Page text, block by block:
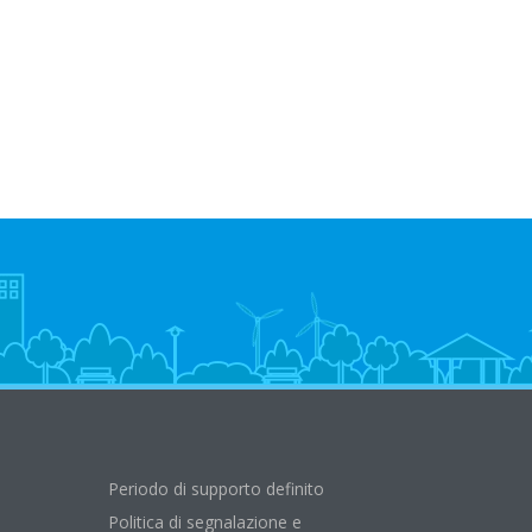
Periodo di supporto definito
Politica di segnalazione e